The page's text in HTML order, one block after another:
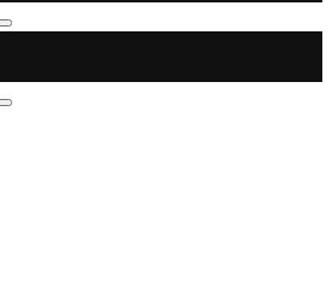
Search
Search